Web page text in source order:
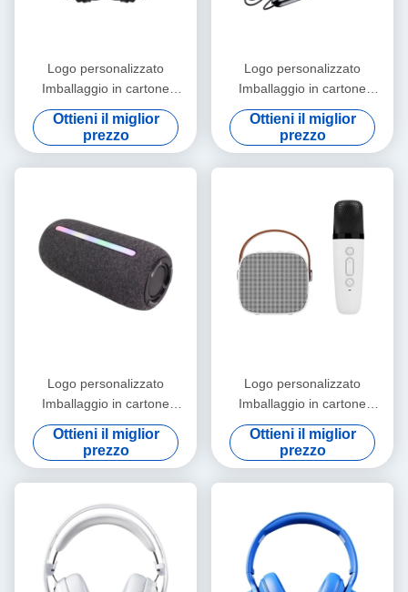
Logo personalizzato
Imballaggio in cartone
cartaceo Pieghevole Bianco /
Nero / Oro rosa Luxury
Magnetic Gift Box con
chiusura a nastro
Ottieni il miglior
prezzo
Logo personalizzato
Imballaggio in cartone
cartaceo Pieghevole Bianco /
Nero / Oro rosa Luxury
Magnetic Gift Box con
chiusura a nastro
Ottieni il miglior
prezzo
Logo personalizzato
Imballaggio in cartone
cartaceo Pieghevole Bianco /
Nero / Oro rosa Luxury
Magnetic Gift Box con
chiusura a nastro
Ottieni il miglior
prezzo
Logo personalizzato
Imballaggio in cartone
cartaceo Pieghevole Bianco /
Nero / Oro rosa Luxury
Magnetic Gift Box con
chiusura a nastro
Ottieni il miglior
prezzo